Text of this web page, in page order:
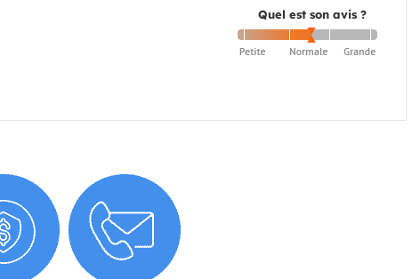
Quel est son avis ?